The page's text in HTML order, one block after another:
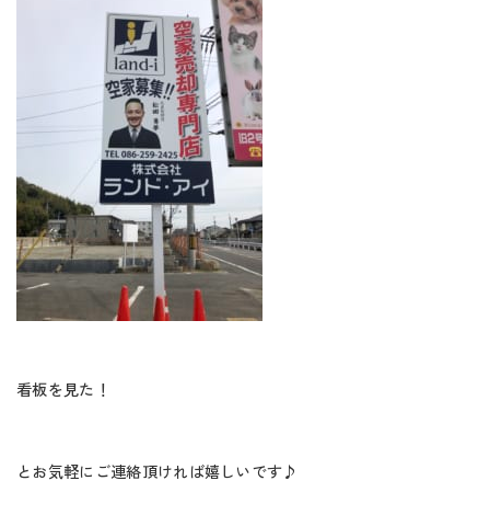
看板を見た！
とお気軽にご連絡頂ければ嬉しいです♪